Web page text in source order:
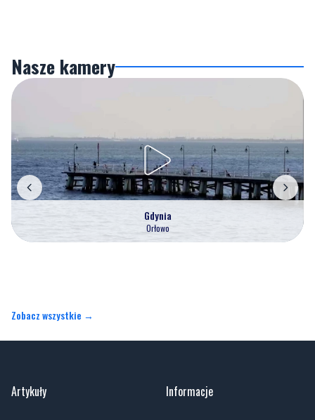
Nasze kamery
Gdynia
Orłowo
Zobacz wszystkie →
Artykuły Informacje